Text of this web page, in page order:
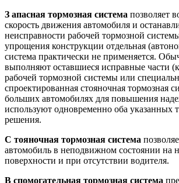
З апасная тормозная система позволяет
скорость движения автомобиля и
неисправности рабочей тормозной
упрощения конструкции отдельная
система практически не применяется.
выполняют оставшиеся исправные части
рабочей тормозной системы или
спроектированная стояночная тормозная
больших автомобилях для повышения
используют одновременно оба указанных
решения.
С тояночная тормозная система
автомобиль в неподвижном состоянии на
поверхности и при отсутствии водителя.
В спомогательная тормозная система